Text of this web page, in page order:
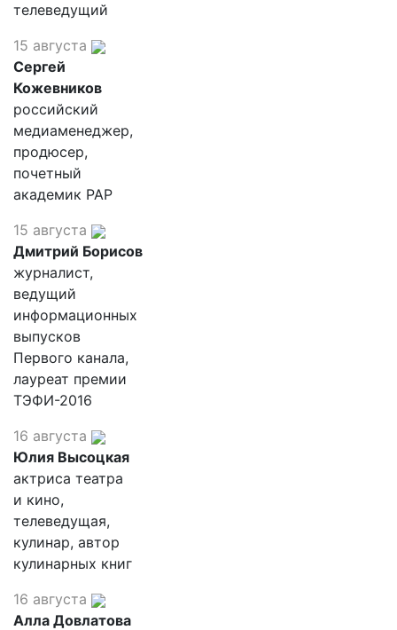
телеведущий
15 августа
Сергей
Кожевников
российский
медиаменеджер,
продюсер,
почетный
академик РАР
15 августа
Дмитрий Борисов
журналист,
ведущий
информационных
выпусков
Первого канала,
лауреат премии
ТЭФИ-2016
16 августа
Юлия Высоцкая
актриса театра
и кино,
телеведущая,
кулинар, автор
кулинарных книг
16 августа
Алла Довлатова